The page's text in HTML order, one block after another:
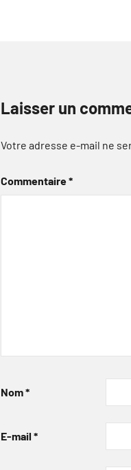
Laisser un
Votre adresse e-mail ne
Commentaire*
Nom*
E-mail *